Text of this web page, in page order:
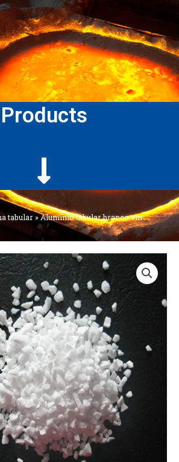
Products
tabular»Alumínio tabular branco em